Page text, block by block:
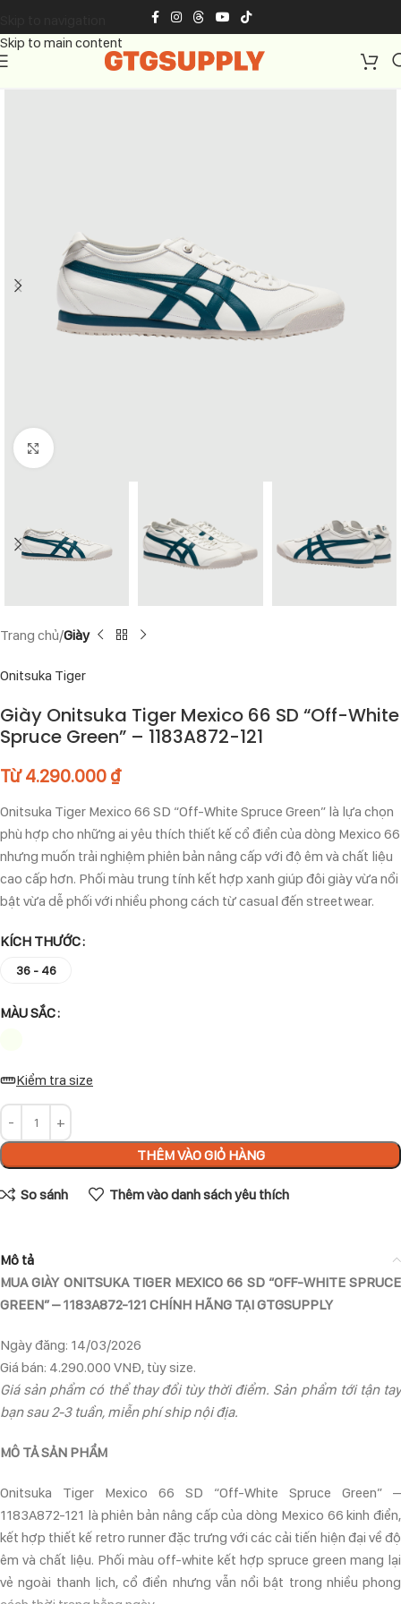
Skip to main content
Click to enlarge
Trang chủ Giày
Onitsuka Tiger
Giày Onitsuka Tiger Mexico 66 SD “Off-White
Spruce Green” – 1183A872-121
Từ4.290.000 ₫
Onitsuka Tiger Mexico 66 SD “Off-White Spruce Green” là lựa chọn
phù hợp cho những ai yêu thích thiết kế cổ điển của dòng Mexico 66
nhưng muốn trải nghiệm phiên bản nâng cấp với độ êm và chất liệu
cao cấp hơn. Phối màu trung tính kết hợp xanh giúp đôi giày vừa nổi
bật vừa dễ phối với nhiều phong cách từ casual đến streetwear.
KÍCH THƯỚC
36 - 46
MÀU SẮC
Kiểm tra size
THÊM VÀO GIỎ HÀNG
So sánh Thêm vào danh sách yêu thích
Mô tả
MUA GIÀY ONITSUKA TIGER MEXICO 66 SD “OFF-WHITE SPRUCE
GREEN” – 1183A872-121 CHÍNH HÃNG TẠI GTGSUPPLY
Ngày đăng: 14/03/2026
Giá bán: 4.290.000 VNĐ, tùy size.
Giá sản phẩm có thể thay đổi tùy thời điểm. Sản phẩm tới tận tay
bạn sau 2-3 tuần, miễn phí ship nội địa.
MÔ TẢ SẢN PHẨM
Onitsuka Tiger Mexico 66 SD “Off-White Spruce Green” –
1183A872-121 là phiên bản nâng cấp của dòng Mexico 66 kinh điển,
kết hợp thiết kế retro runner đặc trưng với các cải tiến hiện đại về độ
êm và chất liệu. Phối màu off-white kết hợp spruce green mang lại
vẻ ngoài thanh lịch, cổ điển nhưng vẫn nổi bật trong nhiều phong